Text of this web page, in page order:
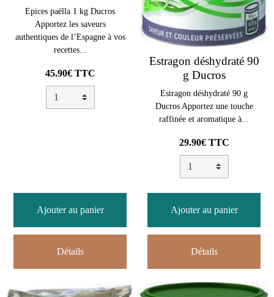
Epices paëlla 1 kg Ducros
Apportez les saveurs
authentiques de l’Espagne à vos
recettes...
45.90€ TTC
Ajouter au panier
Détails
Estragon déshydraté 90
g Ducros
Estragon déshydraté 90 g
Ducros Apportez une touche
raffinée et aromatique à...
29.90€ TTC
Ajouter au panier
Détails